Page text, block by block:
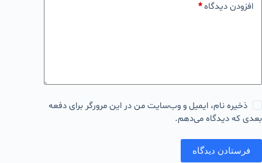
افزودن دیدگاه*
ذخیره نام، ایمیل و وب‌سایت من در این مرورگر برای دفعه
بعدی که دیدگاه می‌دهم.
فرستادن دیدگاه